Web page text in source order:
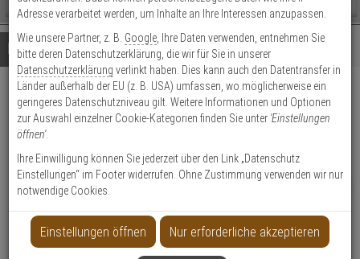
durchsuchen
Bitte
geben
Sie
mindestens
Zeichen
ein,
um
Suche
Es
wurde
noch
Kategorien
Suche
gestartet
Details Beratung
HIKVision DS-3T0506HP-
E/HS 4-Port PoE Switch
Produktmerkmale
Datenblatt drucken
Produktinformationen
Adresse verarbeitet werden, um Inhalte an Ihre Interessen anzupassen.
Wie unsere Partner, z. B. Google , Ihre Daten verwenden, entnehmen Sie
bitte deren Datenschutzerklärung, die wir für Sie in unserer
Datenschutzerklärung verlinkt haben. Dies kann auch den Datentransfer in
Länder außerhalb der EU (z. B. USA) umfassen, wo möglicherweise ein
geringeres Datenschutzniveau gilt. Weitere Informationen und Optionen
zur Auswahl einzelner Cookie-Kategorien finden Sie unter 'Einstellungen
öffnen'.
Ihre Einwilligung können Sie jederzeit über den Link „Datenschutz
Einstellungen“ im Footer widerrufen. Ohne Zustimmung verwenden wir nur
notwendige Cookies.
Einstellungen öffnen Nur erforderliche akzeptieren